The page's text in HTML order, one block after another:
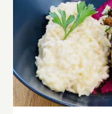
Seiche en